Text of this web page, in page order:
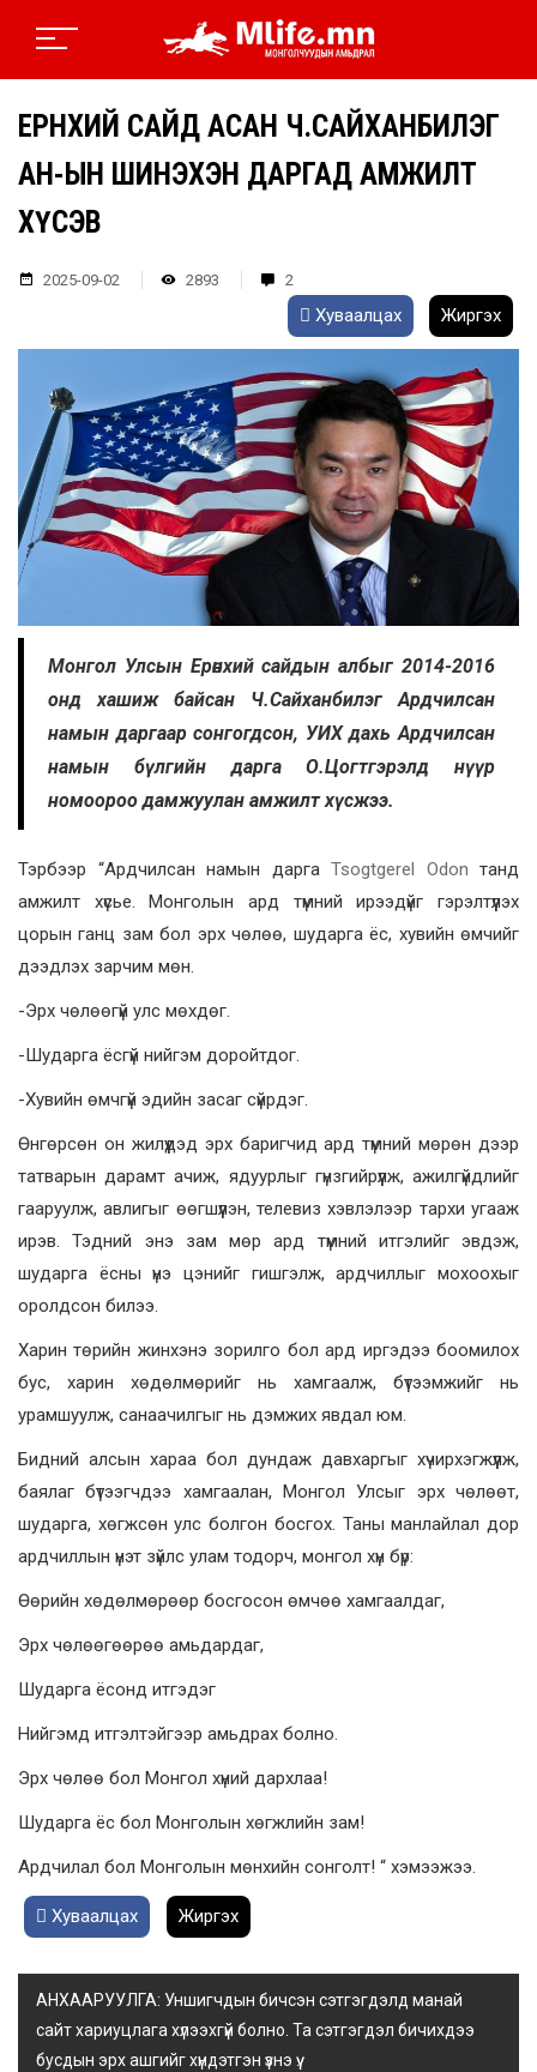
ЕРӨНХИЙ САЙД АСАН Ч.САЙХАНБИЛЭГ
АН-ЫН ШИНЭХЭН ДАРГАД АМЖИЛТ
ХҮСЭВ
2025-09-02 2893 2
Хуваалцах Жиргэх
Монгол Улсын Ерөнхий сайдын албыг 2014-2016
онд хашиж байсан Ч.Сайханбилэг Ардчилсан
намын даргаар сонгогдсон, УИХ дахь Ардчилсан
намын бүлгийн дарга О.Цогтгэрэлд нүүр
номоороо дамжуулан амжилт хүсжээ.
Тэрбээр “Ардчилсан намын дарга Tsogtgerel Odon танд
амжилт хүсье. Монголын ард түмний ирээдүйг гэрэлтүүлэх
цорын ганц зам бол эрх чөлөө, шударга ёс, хувийн өмчийг
дээдлэх зарчим мөн.
-Эрх чөлөөгүй улс мөхдөг.
-Шударга ёсгүй нийгэм доройтдог.
-Хувийн өмчгүй эдийн засаг сүйрдэг.
Өнгөрсөн он жилүүдэд эрх баригчид ард түмний мөрөн дээр
татварын дарамт ачиж, ядуурлыг гүнзгийрүүлж, ажилгүйдлийг
гааруулж, авлигыг өөгшүүлэн, телевиз хэвлэлээр тархи угааж
ирэв. Тэдний энэ зам мөр ард түмний итгэлийг эвдэж,
шударга ёсны үнэ цэнийг гишгэлж, ардчиллыг мохоохыг
оролдсон билээ.
Харин төрийн жинхэнэ зорилго бол ард иргэдээ боомилох
бус, харин хөдөлмөрийг нь хамгаалж, бүтээмжийг нь
урамшуулж, санаачилгыг нь дэмжих явдал юм.
Бидний алсын хараа бол дундаж давхаргыг хүчирхэгжүүлж,
баялаг бүтээгчдээ хамгаалан, Монгол Улсыг эрх чөлөөт,
шударга, хөгжсөн улс болгон босгох. Таны манлайлал дор
ардчиллын үнэт зүйлс улам тодорч, монгол хүн бүр:
Өөрийн хөдөлмөрөөр босгосон өмчөө хамгаалдаг,
Эрх чөлөөгөөрөө амьдардаг,
Шударга ёсонд итгэдэг
Нийгэмд итгэлтэйгээр амьдрах болно.
Эрх чөлөө бол Монгол хүний дархлаа!
Шударга ёс бол Монголын хөгжлийн зам!
Ардчилал бол Монголын мөнхийн сонголт! “ хэмээжээ.
Хуваалцах Жиргэх
АНХААРУУЛГА: Уншигчдын бичсэн сэтгэгдэлд манай
сайт хариуцлага хүлээхгүй болно. Та сэтгэгдэл бичихдээ
бусдын эрх ашгийг хүндэтгэн үзнэ үү.